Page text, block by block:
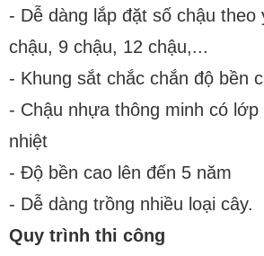
- Dễ dàng lắp đặt số chậu theo
chậu, 9 chậu, 12 chậu,...
- Khung sắt chắc chắn độ bền
- Chậu nhựa thông minh có
nhiệt
- Độ bền cao lên đến 5 năm
- Dễ dàng trồng nhiều loại cây.
Quy trình thi công